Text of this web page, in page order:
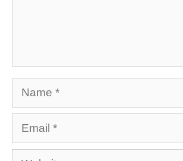
Name
Email
Website